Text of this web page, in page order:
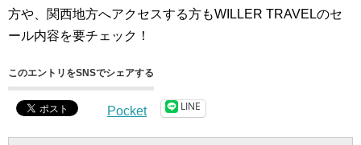
方や、関西地方へアクセスする方もWILLER TRAVELのセ
ール内容を要チェック！
このエントリをSNSでシェアする
Pocket LINE